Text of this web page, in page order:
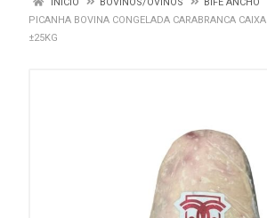
PICANHA BOVINA CONGELADA CARABRANCA CAIXA
±25KG